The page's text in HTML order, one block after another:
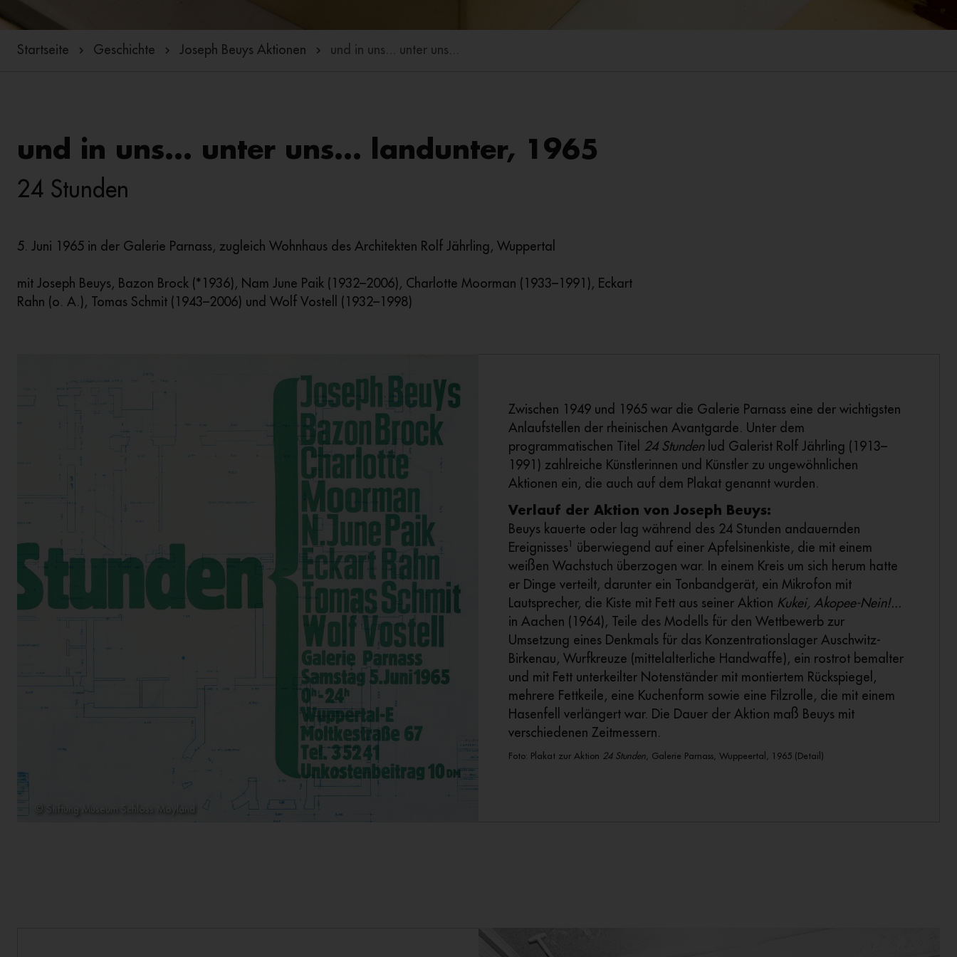
Startseite Geschichte Joseph Beuys Aktionen und in uns... unter uns...
und in uns... unter uns... landunter, 1965
24 Stunden
5. Juni 1965 in der Galerie Parnass, zugleich Wohnhaus des Architekten Rolf Jährling, Wuppertal
mit Joseph Beuys, Bazon Brock (*1936), Nam June Paik (1932–2006), Charlotte Moorman (1933–1991), Eckart
Rahn (o. A.), Tomas Schmit (1943–2006) und Wolf Vostell (1932–1998)
© Stiftung Museum Schloss Moyland
Zwischen 1949 und 1965 war die Galerie Parnass eine der wichtigsten
Anlaufstellen der rheinischen Avantgarde. Unter dem
programmatischen Titel
24 Stundenlud Galerist Rolf Jährling (1913–
1991) zahlreiche Künstlerinnen und Künstler zu ungewöhnlichen
Aktionen ein, die auch auf dem Plakat genannt wurden.
Verlauf der Aktion von Joseph Beuys:
Beuys kauerte oder lag während des 24 Stunden andauernden
Ereignisses1
überwiegend auf einer Apfelsinenkiste, die mit einem
weißen Wachstuch überzogen war. In einem Kreis um sich herum hatte
er Dinge verteilt, darunter ein Tonbandgerät, ein Mikrofon mit
Lautsprecher, die Kiste mit Fett aus seiner Aktion Kukei, Akopee-Nein!...
in Aachen (1964), Teile des Modells für den Wettbewerb zur
Umsetzung eines Denkmals für das Konzentrationslager Auschwitz-
Birkenau, Wurfkreuze (mittelalterliche Handwaffe), ein rostrot bemalter
und mit Fett unterkeilter Notenständer mit montiertem Rückspiegel,
mehrere Fettkeile, eine Kuchenform sowie eine Filzrolle, die mit einem
Hasenfell verlängert war. Die Dauer der Aktion maß Beuys mit
verschiedenen Zeitmessern.
Foto: Plakat zur Aktion 24 Stunden , Galerie Parnass, Wuppeertal, 1965 (Detail)